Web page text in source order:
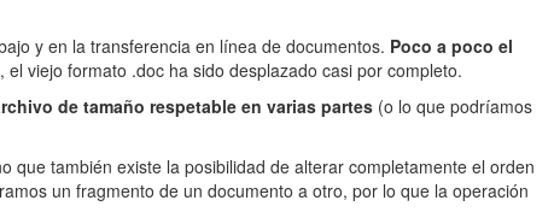
y en la transferencia en línea de documentos. Poco a poco el
viejo formato .doc ha sido desplazado casi por completo.
de tamaño respetable en varias partes (o lo que podríamos
que también existe la posibilidad de alterar completamente el orden
un fragmento de un documento a otro, por lo que la operación